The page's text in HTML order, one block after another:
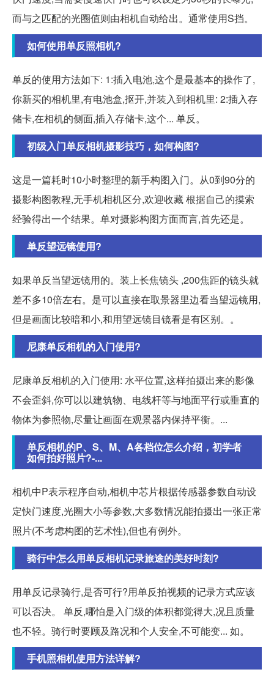
而与之匹配的光圈值则由相机自动给出。通常使用S挡。
如何使用单反照相机?
单反的使用方法如下: 1:插入电池,这个是最基本的操作了,
你新买的相机里,有电池盒,抠开,并装入到相机里: 2:插入存
储卡,在相机的侧面,插入存储卡,这个... 单反。
初级入门单反相机摄影技巧，如何构图?
这是一篇耗时10小时整理的新手构图入门。从0到90分的
摄影构图教程,无手机相机区分,欢迎收藏 根据自己的摸索
经验得出一个结果。单对摄影构图方面而言,首先还是。
单反望远镜使用?
如果单反当望远镜用的。装上长焦镜头 ,200焦距的镜头就
差不多10倍左右。是可以直接在取景器里边看当望远镜用,
但是画面比较暗和小,和用望远镜目镜看是有区别。。
尼康单反相机的入门使用?
尼康单反相机的入门使用: 水平位置,这样拍摄出来的影像
不会歪斜,你可以以建筑物、电线杆等与地面平行或垂直的
物体为参照物,尽量让画面在观景器内保持平衡。...
单反相机的P、S、M、A各档位怎么介绍，初学者
如何拍好照片?-...
相机中P表示程序自动,相机中芯片根据传感器参数自动设
定快门速度,光圈大小等参数,大多数情况能拍摄出一张正常
照片(不考虑构图的艺术性),但也有例外。
骑行中怎么用单反相机记录旅途的美好时刻?
用单反记录骑行,是否可行?用单反拍视频的记录方式应该
可以否决。 单反,哪怕是入门级的体积都觉得大,况且质量
也不轻。骑行时要顾及路况和个人安全,不可能变... 如。
手机照相机使用方法详解?